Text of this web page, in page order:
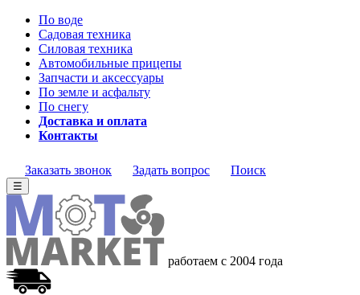
По воде
Садовая техника
Силовая техника
Автомобильные прицепы
Запчасти и аксессуары
По земле и асфальту
По снегу
Доставка и оплата
Контакты
Заказать звонок Задать вопрос Поиск
☰
работаем с 2004 года